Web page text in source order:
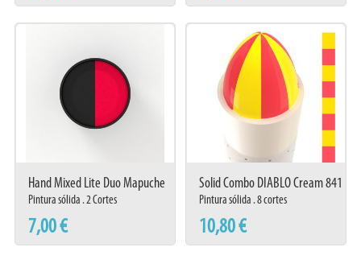
Hand Mixed Lite Duo Mapuche
Pintura sólida . 2 Cortes
7,00 €
Solid Combo DIABLO Cream 841
Pintura sólida . 8 cortes
10,80 €